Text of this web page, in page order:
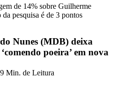
de 14% sobre Guilherme
pesquisa é de 3 pontos
Nunes (MDB) deixa
poeira’ em nova
Min. de Leitura